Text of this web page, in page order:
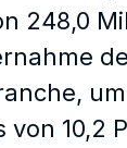
248,0
um
10,2